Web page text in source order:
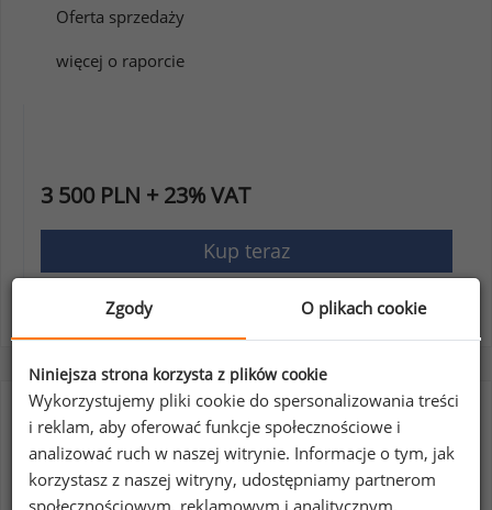
Oferta sprzedaży
więcej o raporcie
3 500 PLN + 23% VAT
Kup teraz
Benefity w oczach pracowników 2023
Zgody O plikach cookie
Niniejsza strona korzysta z plików cookie
Wykorzystujemy pliki cookie do spersonalizowania treści
i reklam, aby oferować funkcje społecznościowe i
analizować ruch w naszej witrynie. Informacje o tym, jak
korzystasz z naszej witryny, udostępniamy partnerom
społecznościowym, reklamowym i analitycznym.